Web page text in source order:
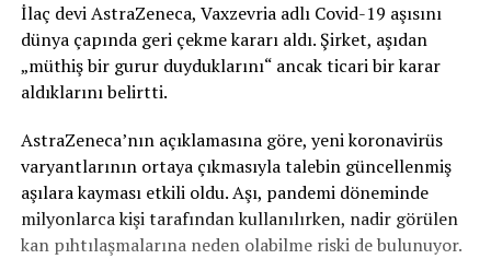
İlaç devi AstraZeneca, Vaxzevria adlı Covid-19 aşısını
dünya çapında geri çekme kararı aldı. Şirket, aşıdan
„müthiş bir gurur duyduklarını“ ancak ticari bir karar
aldıklarını belirtti.
AstraZeneca’nın açıklamasına göre, yeni koronavirüs
varyantlarının ortaya çıkmasıyla talebin güncellenmiş
aşılara kayması etkili oldu. Aşı, pandemi döneminde
milyonlarca kişi tarafından kullanılırken, nadir görülen
kan pıhtılaşmalarına neden olabilme riski de bulunuyor.